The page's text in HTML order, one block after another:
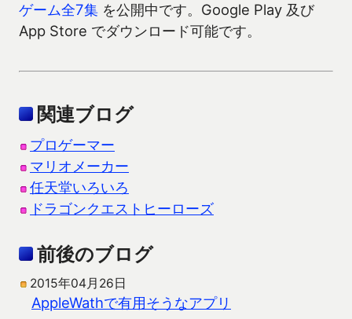
ゲーム全7集 を公開中です。Google Play 及び
App Store でダウンロード可能です。
関連ブログ
プロゲーマー
マリオメーカー
任天堂いろいろ
ドラゴンクエストヒーローズ
前後のブログ
2015年04月26日
AppleWathで有用そうなアプリ